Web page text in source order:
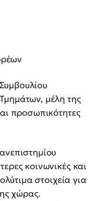
μέλη της
προσωπικότητες
κοινωνικές και
στοιχεία για
χώρας.